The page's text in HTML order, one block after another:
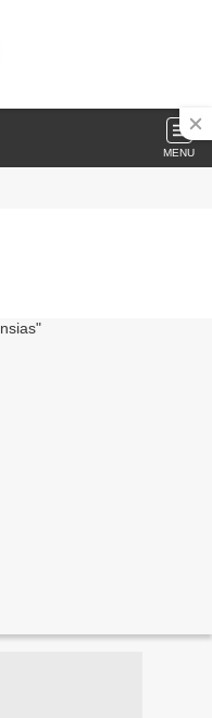
MENU